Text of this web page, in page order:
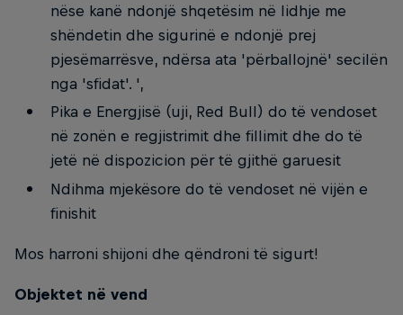
nëse kanë ndonjë shqetësim në lidhje me
shëndetin dhe sigurinë e ndonjë prej
pjesëmarrësve, ndërsa ata 'përballojnë' secilën
nga 'sfidat'. ',
Pika e Energjisë (uji, Red Bull) do të vendoset
në zonën e regjistrimit dhe fillimit dhe do të
jetë në dispozicion për të gjithë garuesit
Ndihma mjekësore do të vendoset në vijën e
finishit
Mos harroni shijoni dhe qëndroni të sigurt!
Objektet në vend